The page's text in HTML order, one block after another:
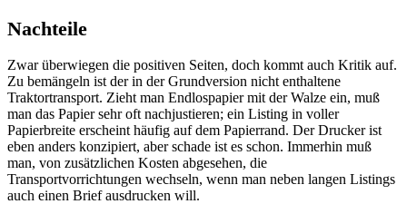
Nachteile
Zwar überwiegen die positiven Seiten, doch kommt auch Kritik auf.
Zu bemängeln ist der in der Grundversion nicht enthaltene
Traktortransport. Zieht man Endlospapier mit der Walze ein, muß
man das Papier sehr oft nachjustieren; ein Listing in voller
Papierbreite erscheint häufig auf dem Papierrand. Der Drucker ist
eben anders konzipiert, aber schade ist es schon. Immerhin muß
man, von zusätzlichen Kosten abgesehen, die
Transportvorrichtungen wechseln, wenn man neben langen Listings
auch einen Brief ausdrucken will.